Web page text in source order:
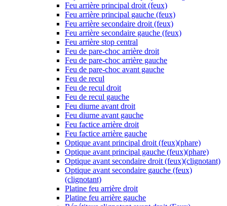
Feu arrière principal droit (feux)
Feu arrière principal gauche (feux)
Feu arrière secondaire droit (feux)
Feu arrière secondaire gauche (feux)
Feu arrière stop central
Feu de pare-choc arrière droit
Feu de pare-choc arrière gauche
Feu de pare-choc avant gauche
Feu de recul
Feu de recul droit
Feu de recul gauche
Feu diurne avant droit
Feu diurne avant gauche
Feu factice arrière droit
Feu factice arrière gauche
Optique avant principal droit (feux)(phare)
Optique avant principal gauche (feux)(phare)
Optique avant secondaire droit (feux)(clignotant)
Optique avant secondaire gauche (feux)
(clignotant)
Platine feu arrière droit
Platine feu arrière gauche